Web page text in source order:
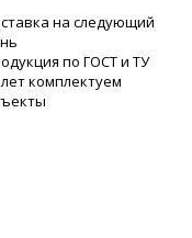
на следующий
по ГОСТ и ТУ
лет комплектуем